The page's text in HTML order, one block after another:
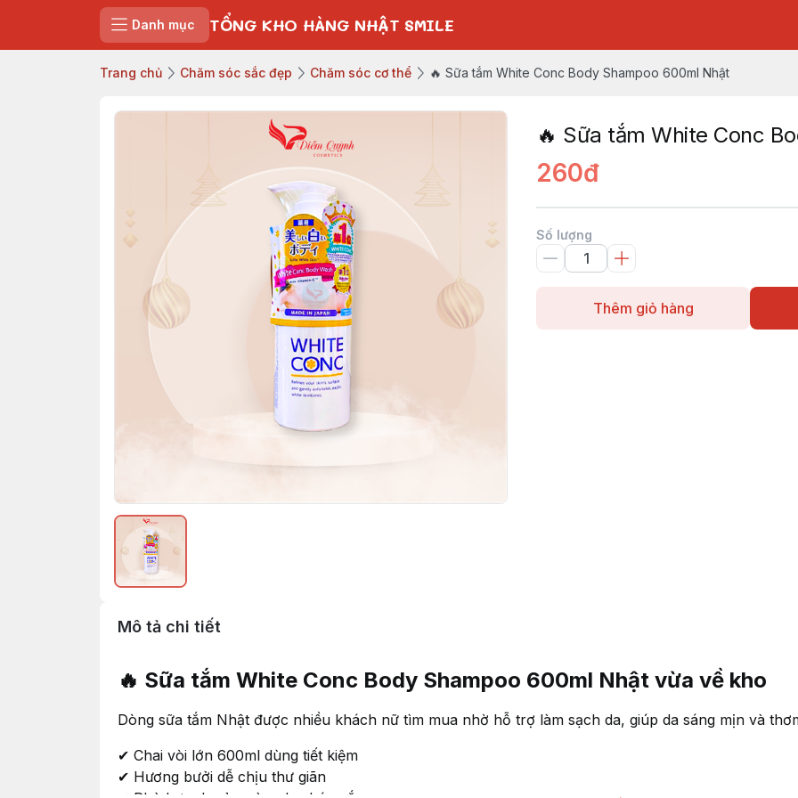
Danh mục TỔNG KHO HÀNG NHẬT SMILE
Trang chủ Chăm sóc sắc đẹp Chăm sóc cơ thể 🔥 Sữa tắm White Conc Body Shampoo 600ml Nhật
🔥 Sữa tắm White Conc
260đ
Số lượng
Thêm giỏ hàng
Mô tả chi tiết
🔥 Sữa tắm White Conc Body Shampoo 600ml Nhật vừa về kho
Dòng sữa tắm Nhật được nhiều khách nữ tìm mua nhờ hỗ trợ làm sạch da, giúp da sáng mịn và
✔ Chai vòi lớn 600ml dùng tiết kiệm
✔ Hương bưởi dễ chịu thư giãn